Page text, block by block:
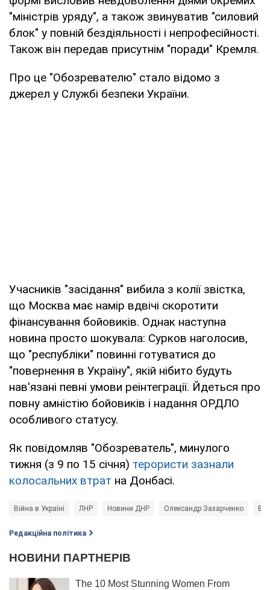
"міністрів уряду", а також звинуватив "силовий
блок" у повній бездіяльності і непрофесійності.
Також він передав присутнім "поради" Кремля.
Про це "Обозревателю" стало відомо з
джерел у Службі безпеки України.
Учасників "засідання" вибила з колії звістка,
що Москва має намір вдвічі скоротити
фінансування бойовиків. Однак наступна
новина просто шокувала: Сурков наголосив,
що "республіки" повинні готуватися до
"повернення в Україну", якій нібито будуть
нав'язані певні умови реінтеграції. Йдеться про
повну амністію бойовиків і надання ОРДЛО
особливого статусу.
Як повідомляв "Обозреватель", минулого
тижня (з 9 по 15 січня) терористи зазнали
колосальних втрат на Донбасі.
Війна в Україні ЛНР Новини ДНР Олександр Захарченко
Редакційна політика